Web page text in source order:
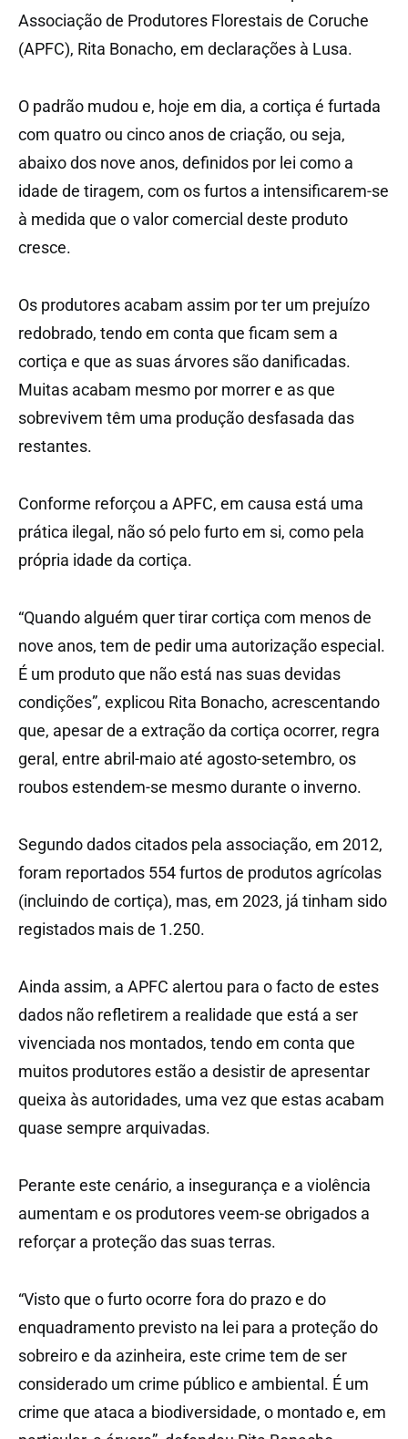
Associação de Produtores Florestais de Coruche
(APFC), Rita Bonacho, em declarações à Lusa.
O padrão mudou e, hoje em dia, a cortiça é furtada
com quatro ou cinco anos de criação, ou seja,
abaixo dos nove anos, definidos por lei como a
idade de tiragem, com os furtos a intensificarem-se
à medida que o valor comercial deste produto
cresce.
Os produtores acabam assim por ter um prejuízo
redobrado, tendo em conta que ficam sem a
cortiça e que as suas árvores são danificadas.
Muitas acabam mesmo por morrer e as que
sobrevivem têm uma produção desfasada das
restantes.
Conforme reforçou a APFC, em causa está uma
prática ilegal, não só pelo furto em si, como pela
própria idade da cortiça.
“Quando alguém quer tirar cortiça com menos de
nove anos, tem de pedir uma autorização especial.
É um produto que não está nas suas devidas
condições”, explicou Rita Bonacho, acrescentando
que, apesar de a extração da cortiça ocorrer, regra
geral, entre abril-maio até agosto-setembro, os
roubos estendem-se mesmo durante o inverno.
Segundo dados citados pela associação, em 2012,
foram reportados 554 furtos de produtos agrícolas
(incluindo de cortiça), mas, em 2023, já tinham sido
registados mais de 1.250.
Ainda assim, a APFC alertou para o facto de estes
dados não refletirem a realidade que está a ser
vivenciada nos montados, tendo em conta que
muitos produtores estão a desistir de apresentar
queixa às autoridades, uma vez que estas acabam
quase sempre arquivadas.
Perante este cenário, a insegurança e a violência
aumentam e os produtores veem-se obrigados a
reforçar a proteção das suas terras.
“Visto que o furto ocorre fora do prazo e do
enquadramento previsto na lei para a proteção do
sobreiro e da azinheira, este crime tem de ser
considerado um crime público e ambiental. É um
crime que ataca a biodiversidade, o montado e, em